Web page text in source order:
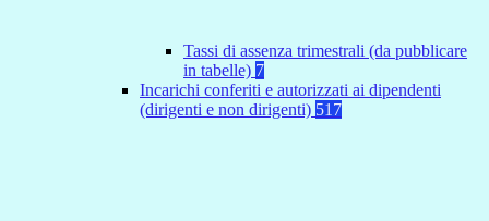
Tassi di assenza trimestrali (da pubblicare
in tabelle) 7
Incarichi conferiti e autorizzati ai dipendenti
(dirigenti e non dirigenti) 517